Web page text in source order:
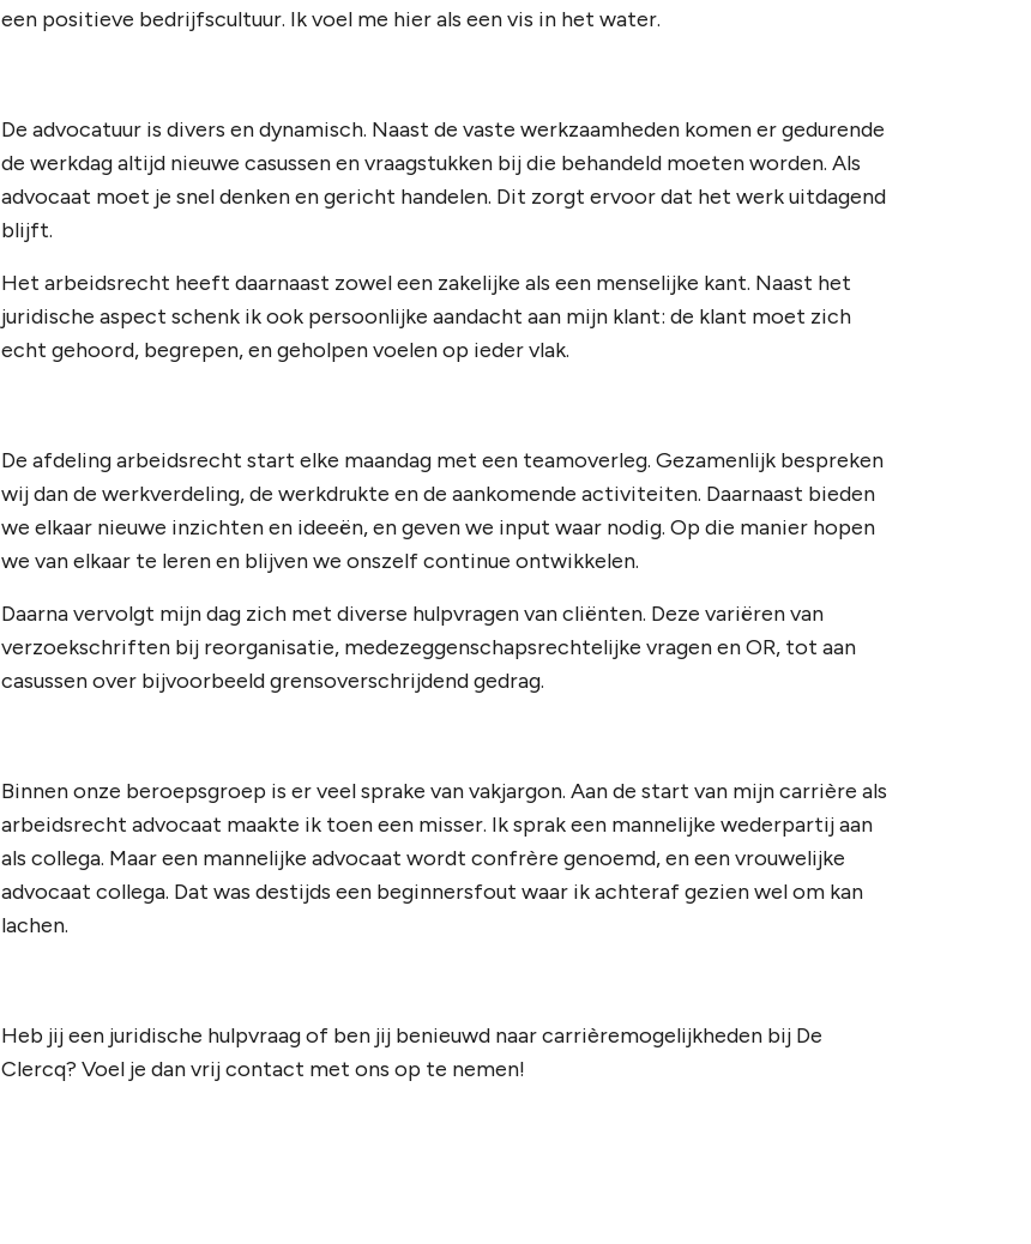
een positieve bedrijfscultuur. Ik voel me hier als een vis in het water.
De advocatuur is divers en dynamisch. Naast de vaste werkzaamheden komen er gedurende
de werkdag altijd nieuwe casussen en vraagstukken bij die behandeld moeten worden. Als
advocaat moet je snel denken en gericht handelen. Dit zorgt ervoor dat het werk uitdagend
blijft.
Het arbeidsrecht heeft daarnaast zowel een zakelijke als een menselijke kant. Naast het
juridische aspect schenk ik ook persoonlijke aandacht aan mijn klant: de klant moet zich
echt gehoord, begrepen, en geholpen voelen op ieder vlak.
De afdeling arbeidsrecht start elke maandag met een teamoverleg. Gezamenlijk bespreken
wij dan de werkverdeling, de werkdrukte en de aankomende activiteiten. Daarnaast bieden
we elkaar nieuwe inzichten en ideeën, en geven we input waar nodig. Op die manier hopen
we van elkaar te leren en blijven we onszelf continue ontwikkelen.
Daarna vervolgt mijn dag zich met diverse hulpvragen van cliënten. Deze variëren van
verzoekschriften bij reorganisatie, medezeggenschapsrechtelijke vragen en OR, tot aan
casussen over bijvoorbeeld grensoverschrijdend gedrag.
Binnen onze beroepsgroep is er veel sprake van vakjargon. Aan de start van mijn carrière als
arbeidsrecht advocaat maakte ik toen een misser. Ik sprak een mannelijke wederpartij aan
als collega. Maar een mannelijke advocaat wordt confrère genoemd, en een vrouwelijke
advocaat collega. Dat was destijds een beginnersfout waar ik achteraf gezien wel om kan
lachen.
Heb jij een juridische hulpvraag of ben jij benieuwd naar carrièremogelijkheden bij De
Clercq? Voel je dan vrij contact met ons op te nemen!